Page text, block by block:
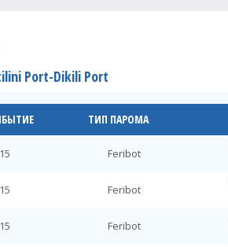
Port-Dikili Port
ТИП ПАРОМА
Feribot
Feribot
Feribot